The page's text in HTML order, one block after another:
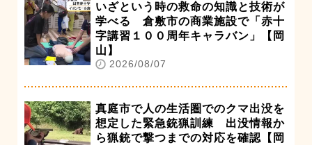
いざという時の救命の知識と技術が
学べる 倉敷市の商業施設で「赤十
字講習１００周年キャラバン」【岡
山】
2026/08/07
真庭市で人の生活圏でのクマ出没を
想定した緊急銃猟訓練 出没情報か
ら猟銃で撃つまでの対応を確認【岡